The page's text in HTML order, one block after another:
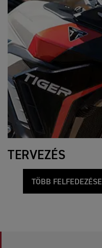
TERVEZÉS
TÖBB FELFEDEZÉSE